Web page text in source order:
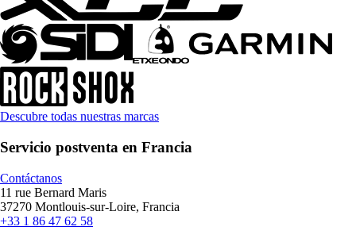
Descubre todas nuestras marcas
Servicio postventa en Francia
Contáctanos
11 rue Bernard Maris
37270 Montlouis-sur-Loire, Francia
+33 1 86 47 62 58